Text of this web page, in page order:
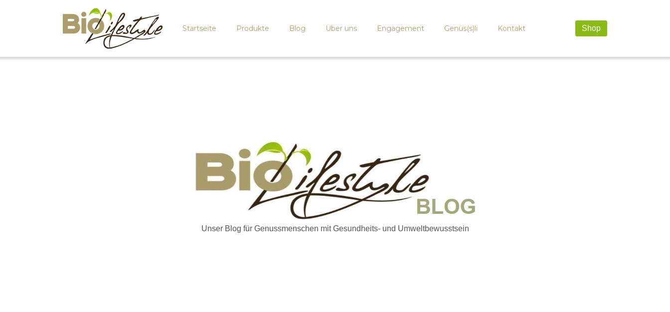
Startseite Produkte Blog Über uns Engagement Genüs(s)li Kontakt Shop
Unser Blog für Genussmenschen mit Gesundheits- und Umweltbewusstsein